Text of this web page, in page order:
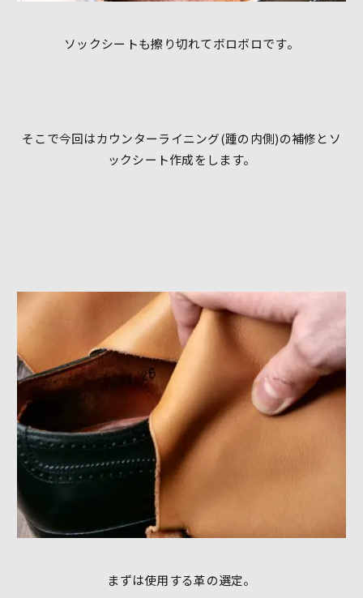
ソックシートも擦り切れてボロボロです。
そこで今回はカウンターライニング(踵の内側)の補修とソ
ックシート作成をします。
まずは使用する革の選定。